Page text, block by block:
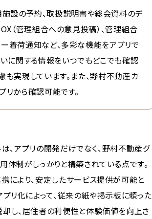
設の予約、取扱説明書や総会資料のデ
（管理組合への意見投稿）、管理組合
着荷通知など、多彩な機能をアプリで
いに関する情報をいつでもどこでも確認
も実現しています。また、野村不動産カ
リから確認可能です。
、アプリの開発だけでなく、野村不動産グ
体制がしっかりと構築されている点です。
により、安定したサービス提供が可能と
プリ化によって、従来の紙や掲示板に頼った
し、居住者の利便性と体験価値を向上さ